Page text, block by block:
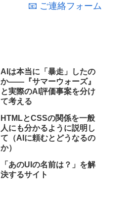
📧 ご連絡フォーム
AIは本当に「暴走」したの
か――『サマーウォーズ』
と実際のAI評価事案を分け
て考える
HTMLとCSSの関係を一般
人にも分かるように説明し
て（AIに頼むとどうなるの
か）
「あのUIの名前は？」を解
決するサイト